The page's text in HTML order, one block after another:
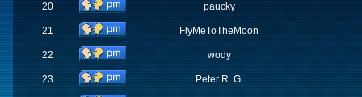
20 paucky
21 FlyMeToTheMoon
22 wody
23 Peter R. G.